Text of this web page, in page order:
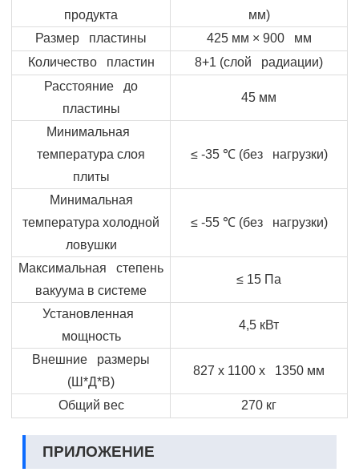
продукта
мм)
Размер пластины
425 мм × 900 мм
Количество пластин
8+1 (слой радиации)
Расстояние до
пластины
45 мм
Минимальная
температура слоя
плиты
≤ -35 ℃ (без нагрузки)
Минимальная
температура холодной
ловушки
≤ -55 ℃ (без нагрузки)
Максимальная степень
вакуума в системе
≤ 15 Па
Установленная
мощность
4,5 кВт
Внешние размеры
(Ш*Д*В)
827 х 1100 х 1350 мм
Общий вес 270 кг
ПРИЛОЖЕНИЕ